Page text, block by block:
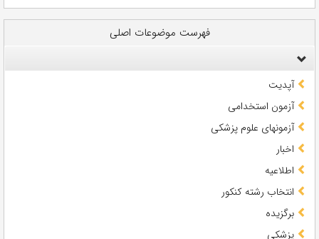
فهرست موضوعات اصلی
آپدیت
آزمون استخدامی
آزمونهای علوم پزشکی
اخبار
اطلاعیه
انتخاب رشته کنکور
برگزیده
پزشکی